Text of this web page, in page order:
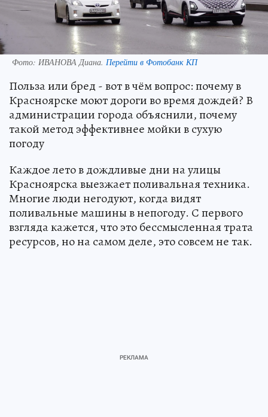
Фото: ИВАНОВА Диана. Перейти в Фотобанк КП
Польза или бред - вот в чём вопрос: почему в
Красноярске моют дороги во время дождей? В
администрации города объяснили, почему
такой метод эффективнее мойки в сухую
погоду
Каждое лето в дождливые дни на улицы
Красноярска выезжает поливальная техника.
Многие люди негодуют, когда видят
поливальные машины в непогоду. С первого
взгляда кажется, что это бессмысленная трата
ресурсов, но на самом деле, это совсем не так.